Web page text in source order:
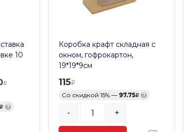
10
?
Коробка крафт складная с
окном, гофрокартон,
19*19*9см
115
Со скидкой 15% — 97.75 ?
- +